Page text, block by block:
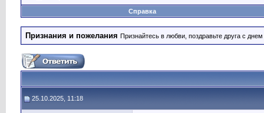
Справка
Признания и пожелания Признайтесь в любви, поздравьте друга с
25.10.2025, 11:18